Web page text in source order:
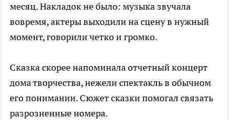
месяц. Накладок не было: музыка звучала
вовремя, актеры выходили на сцену в нужный
момент, говорили четко и громко.
Сказка скорее напоминала отчетный концерт
дома творчества, нежели спектакль в обычном
его понимании. Сюжет сказки помогал связать
разрозненные номера.